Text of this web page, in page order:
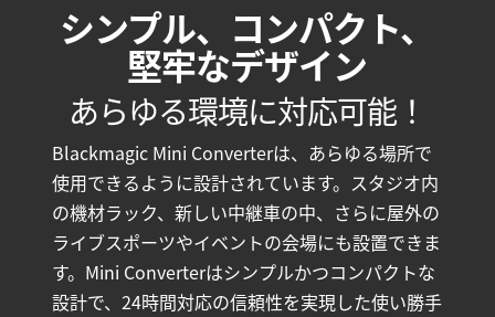
シンプル、コンパクト、
堅牢なデザイン
あらゆる環境に対応可能！
Blackmagic Mini Converterは、あらゆる場所で
使用できるように設計されています。スタジオ内
の機材ラック、新しい中継車の中、さらに屋外の
ライブスポーツやイベントの会場にも設置できま
す。Mini Converterはシンプルかつコンパクトな
設計で、24時間対応の信頼性を実現した使い勝手